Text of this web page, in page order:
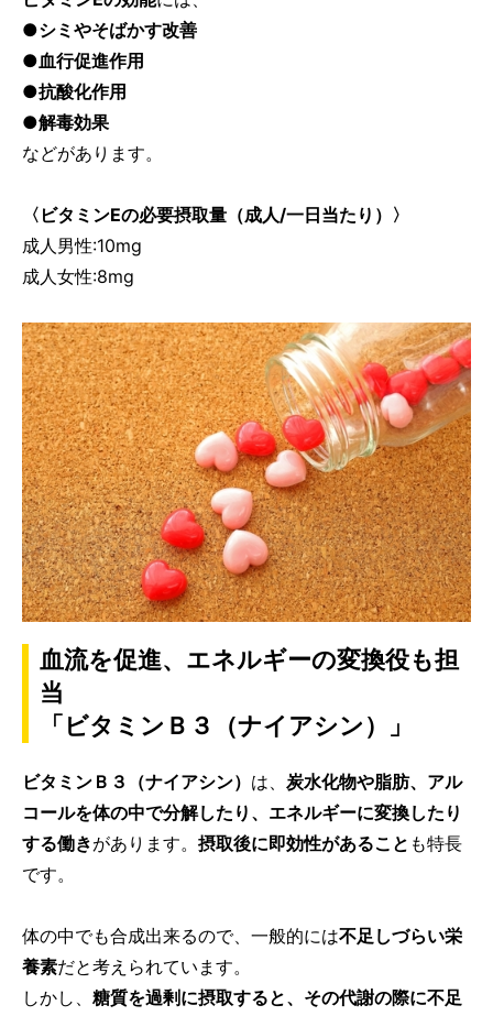
●シミやそばかす改善
●血行促進作用
●抗酸化作用
●解毒効果
などがあります。
〈ビタミンEの必要摂取量（成人/一日当たり）〉
成人男性:10mg
成人女性:8mg
血流を促進、エネルギーの変換役も担
当
「ビタミンＢ３（ナイアシン）」
ビタミンＢ３（ナイアシン） は、 炭水化物や脂肪、アル
コールを体の中で分解したり、エネルギーに変換したり
する働きがあります。 摂取後に即効性があること も特長
です。
体の中でも合成出来るので、一般的には不足しづらい栄
養素だと考えられています。
しかし、 糖質を過剰に摂取すると、その代謝の際に不足